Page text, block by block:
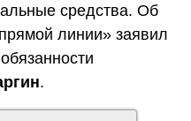
средства. Об
линии» заявил
.